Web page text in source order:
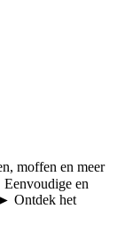
moffen en meer
en
Ontdek het